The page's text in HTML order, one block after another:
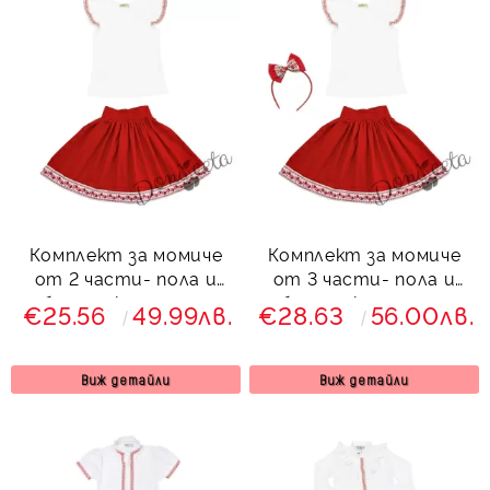
Комплект за момиче
от 2 части- пола и
блуза с къдрици с
етно мотиви
€25.56 49.99лв.
Виж детайли
Комплект за момиче
от 3 части- пола и
блуза с къдрици с
етно мотиви и
€28.63 56.00лв.
Виж детайли